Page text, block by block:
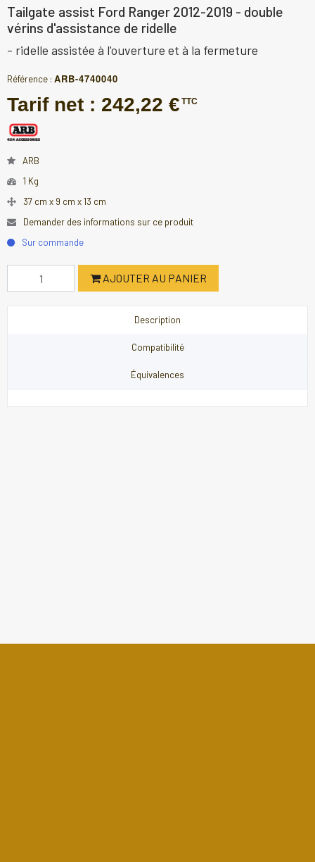
Tailgate assist Ford Ranger 2012-2019 - double
vérins d'assistance de ridelle
- ridelle assistée à l'ouverture et à la fermeture
Référence : ARB-4740040
Tarif net : 242,22 € TTC
ARB
1 Kg
37 cm x 9 cm x 13 cm
Demander des informations sur ce produit
Sur commande
AJOUTER AU PANIER
Description
Compatibilité
Équivalences